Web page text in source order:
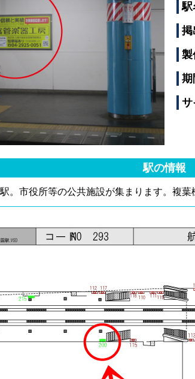
駅
掲
製
期
サ
駅の情報
。市役所等の公共施設が集まります。複